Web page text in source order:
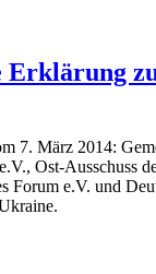
Erklärung
7. März 2014:
Ost-Ausschuss
Forum e.V. und